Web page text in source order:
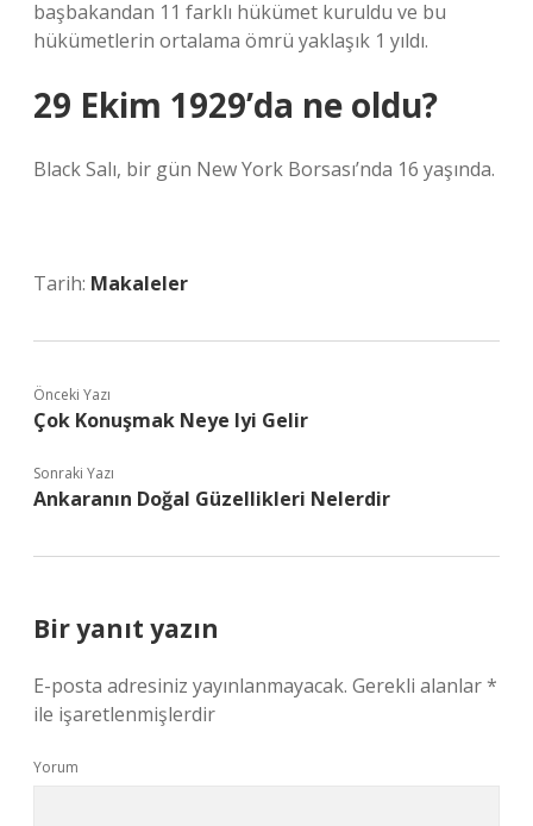
başbakandan 11 farklı hükümet kuruldu ve bu
hükümetlerin ortalama ömrü yaklaşık 1 yıldı.
29 Ekim 1929’da ne oldu?
Black Salı, bir gün New York Borsası’nda 16 yaşında.
Tarih: Makaleler
Önceki Yazı
Çok Konuşmak Neye Iyi Gelir
Sonraki Yazı
Ankaranın Doğal Güzellikleri Nelerdir
Bir yanıt yazın
E-posta adresiniz yayınlanmayacak. Gerekli alanlar*
ile işaretlenmişlerdir
Yorum